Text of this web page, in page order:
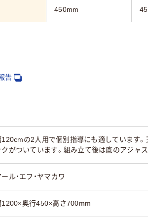
450mm
14kg
告
120cmの2人用で個別指導にも適しています
クがついています。組み立て後は底のアジャ
ール・エフ・ヤマカワ
1200×奥行450×高さ700mm